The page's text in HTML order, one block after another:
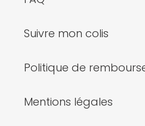
Suivre mon colis
Politique de
Mentions légales